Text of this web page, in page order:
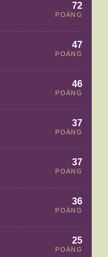
72
POÄNG
47
POÄNG
46
POÄNG
37
POÄNG
37
POÄNG
36
POÄNG
25
POÄNG